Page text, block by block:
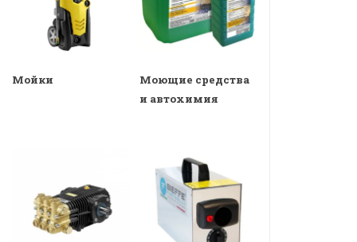
Мойки
Моющие средства
и автохимия